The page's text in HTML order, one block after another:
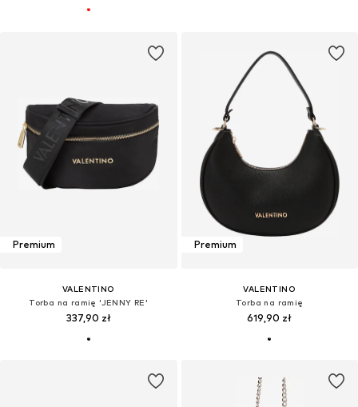
Premium
VALENTINO
Torba na ramię 'JENNY RE'
337,90 zł
Premium
VALENTINO
Torba na ramię
619,90 zł